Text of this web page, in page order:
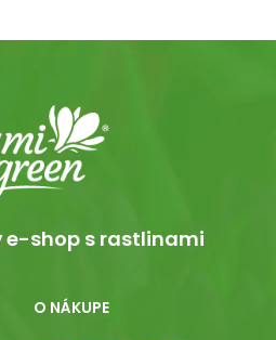
e-shop s rastlinami
O NÁKUPE